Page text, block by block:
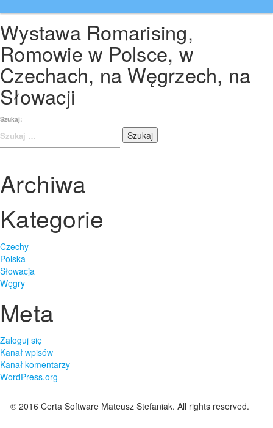
Wystawa Romarising,
Romowie w Polsce, w
Czechach, na Węgrzech, na
Słowacji
Szukaj:
Archiwa
Kategorie
Czechy
Polska
Słowacja
Węgry
Meta
Zaloguj się
Kanał wpisów
Kanał komentarzy
WordPress.org
© 2016 Certa Software Mateusz Stefaniak. All rights reserved.